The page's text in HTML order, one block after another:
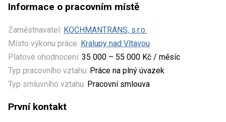
Informace o pracovním místě
Zaměstnavatel: KOCHMANTRANS, s.r.o.
Místo výkonu práce: Kralupy nad Vltavou
Platové ohodnocení: 35 000 – 55 000 Kč / měsíc
Typ pracovního vztahu: Práce na plný úvazek
Typ smluvního vztahu: Pracovní smlouva
První kontakt